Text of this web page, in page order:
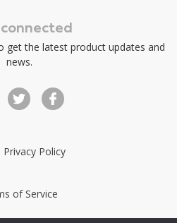
get the latest product updates and
news.
Privacy Policy
of Service